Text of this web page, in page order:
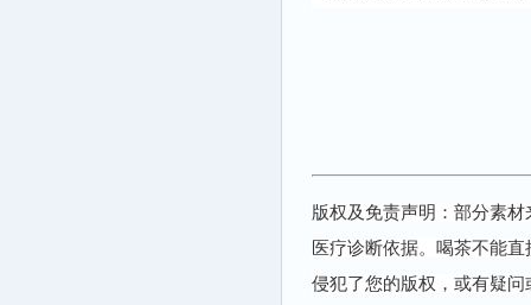
版权及免责声明：部分素
医疗诊断依据。喝茶不能
侵犯了您的版权，或有疑